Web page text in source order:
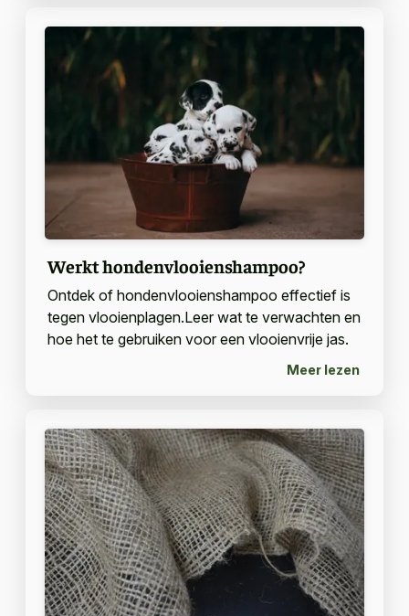
Werkt hondenvlooienshampoo?
Ontdek of hondenvlooienshampoo effectief is
tegen vlooienplagen.Leer wat te verwachten en
hoe het te gebruiken voor een vlooienvrije jas.
Meer lezen